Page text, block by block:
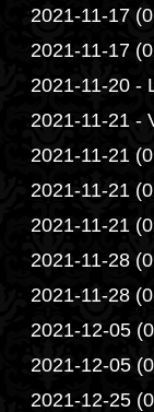
2021-11-17
2021-11-17
2021-11-20 -
2021-11-21 -
2021-11-21
2021-11-21
2021-11-21
2021-11-28
2021-11-28
2021-12-05
2021-12-05
2021-12-25